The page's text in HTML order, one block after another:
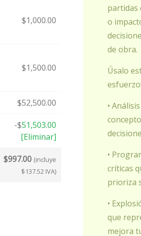
$1,000.00
$1,500.00
$52,500.00
-$51,503.00
[Eliminar]
$997.00 (incluye
$137.52 IVA)
partidas
o
de obra.
Úsalo
•
•
críticas
prioriza
•
que
mejora